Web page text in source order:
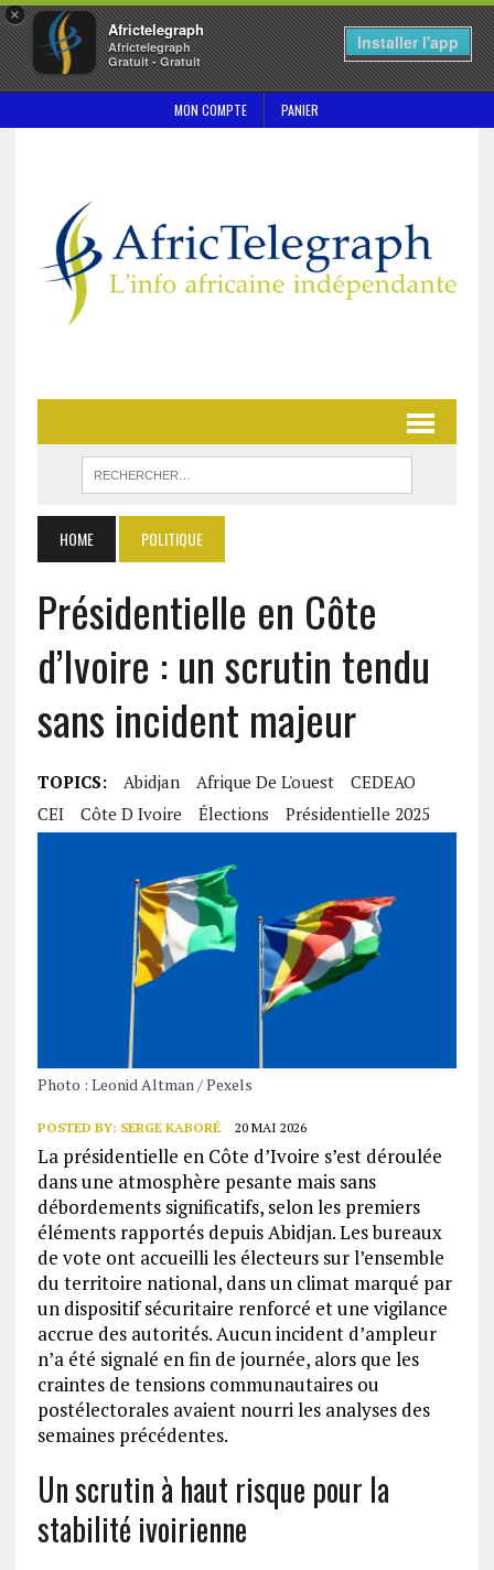
×
Africtelegraph
Africtelegraph
Gratuit - Gratuit
Installer l'app
MON COMPTE PANIER
HOME POLITIQUE
Présidentielle en Côte
d’Ivoire : un scrutin tendu
sans incident majeur
TOPICS: Abidjan Afrique De L'ouest
CEDEAO
CEI
Côte D Ivoire Élections Présidentielle 2025
Photo : Leonid Altman / Pexels
POSTED BY: SERGE KABORÉ 20 MAI 2026
La présidentielle en Côte d’Ivoire s’est déroulée
dans une atmosphère pesante mais sans
débordements significatifs, selon les premiers
éléments rapportés depuis Abidjan. Les bureaux
de vote ont accueilli les électeurs sur l’ensemble
du territoire national, dans un climat marqué par
un dispositif sécuritaire renforcé et une vigilance
accrue des autorités. Aucun incident d’ampleur
n’a été signalé en fin de journée, alors que les
craintes de tensions communautaires ou
postélectorales avaient nourri les analyses des
semaines précédentes.
Un scrutin à haut risque pour la
stabilité ivoirienne